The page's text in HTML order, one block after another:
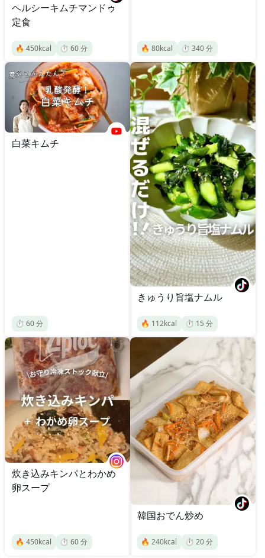
ヘルシーキムチマンドゥ
定食
🔥 450kcal ⏱️ 60分 🔥 80kcal ⏱️ 340分
白菜キムチ
⏱️ 60分
きゅうり旨塩ナムル
🔥 112kcal ⏱️ 15 分
炊き込みキンパとわかめ
卵スープ
🔥 450kcal ⏱️ 60分
韓国おでん炒め
🔥 240kcal ⏱️ 20分